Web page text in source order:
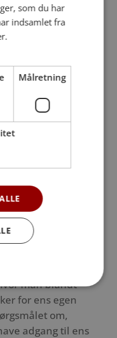
konti er
og misbrug.
Det kan tage
uden den
Profiler
til
kan dele
er klart:
alle til at
man blandt
for ens egen
om,
adgang til ens
som du har
indsamlet fra
Målretning